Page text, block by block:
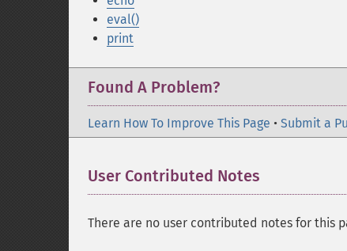
eval()
print
Found A Problem?
Learn How To Improve This Page • Submit a
User Contributed Notes
There are no user contributed notes for this